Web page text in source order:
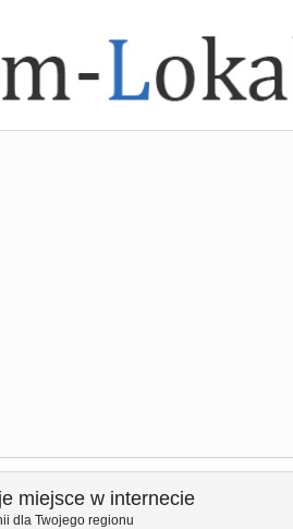
miejsce w internecie
dla Twojego regionu